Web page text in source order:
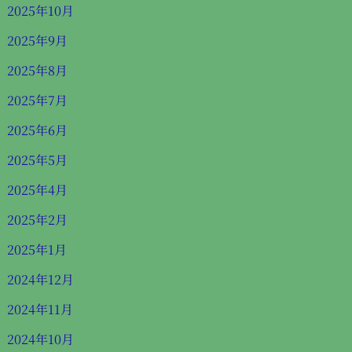
2025年10月
2025年9月
2025年8月
2025年7月
2025年6月
2025年5月
2025年4月
2025年2月
2025年1月
2024年12月
2024年11月
2024年10月